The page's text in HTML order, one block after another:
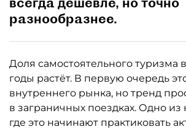
разнообразнее.
Доля самостоятельного туризма
годы растёт. В первую очередь
внутреннего рынка, но тренд
в заграничных поездках. Одно
где это начинают практиковать